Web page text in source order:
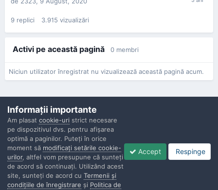
9 replici 3.915 vizualizări
Activi pe această pagină 0 membri
Niciun utilizator înregistrat nu vizualizează această pagină acum.
Confidenţialitate Contactaţi-ne
Copyright © Politisti.ro, 2010 - 2026
Powered by Invision Community
Informaţii importante
Am plasat cookie-uri strict necesare
pe dispozitivul dvs. pentru afişarea
optimă a paginilor. Puteţi în orice
moment să modificaţi setările cookie-
urilor, altfel vom presupune că sunteţi
de acord să continuaţi. Utilizând acest
site, sunteţi de acord cu Termenii şi
condiţiile de înregistrare şi Politica de
Accept Respinge